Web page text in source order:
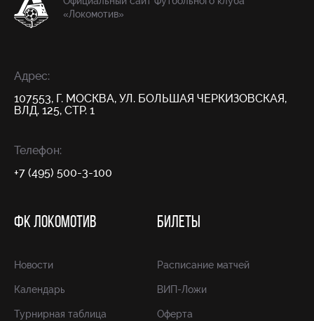
«Локомотив»
Адрес:
107553, Г. МОСКВА, УЛ. БОЛЬШАЯ ЧЕРКИЗОВСКАЯ,
ВЛД. 125, СТР. 1
Телефон:
+7 (495) 500-3-100
ФК ЛОКОМОТИВ
Новости
Календарь
Турнирная таблица
БИЛЕТЫ
Расписание матчей
ВИП-Ложи
Оферта